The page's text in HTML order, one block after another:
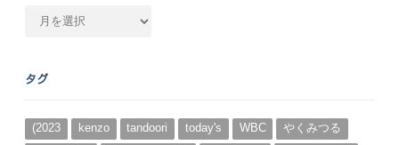
カ
ブ
タグ
(2023 kenzo tandoori today's WBC
やくみつる